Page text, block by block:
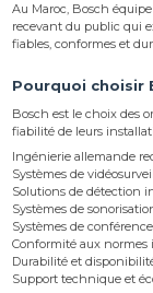
Au Maroc, Bosch
recevant du public qui
fiables, conformes et
Pourquoi choisir
Bosch est le choix des
fiabilité de leurs
Ingénierie allemande
Systèmes de
Solutions de détection
Systèmes de
Systèmes de
Conformité aux normes
Durabilité et
Support technique et